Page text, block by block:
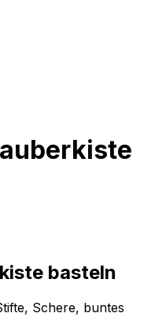
basteln
Schere, buntes